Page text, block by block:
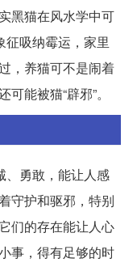
黑猫在风水学中可
征吸纳霉运，家里
，养猫可不是闹着
能被猫“辟邪”。
、勇敢，能让人感
守护和驱邪，特别
们的存在能让人心
事，得有足够的时